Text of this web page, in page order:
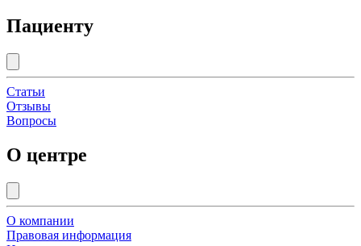
Пациенту
Статьи
Отзывы
Вопросы
О центре
О компании
Правовая информация